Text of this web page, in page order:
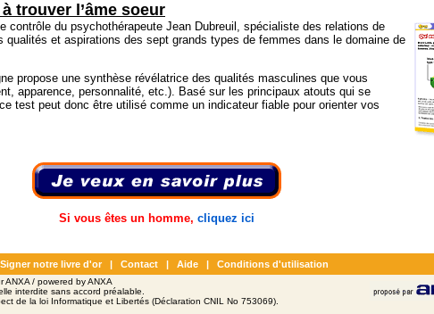
trouver l’âme soeur
contrôle du psychothérapeute Jean Dubreuil, spécialiste des relations de
et aspirations des sept grands types de femmes dans le domaine de
propose une synthèse révélatrice des qualités masculines que vous
apparence, personnalité, etc.). Basé sur les principaux atouts qui se
test peut donc être utilisé comme un indicateur fiable pour orienter vos
Si vous êtes un homme, cliquez ici
Signer notre livre d'or | Contact | Aide | Conditions d'utilisation
ANXA / powered by ANXA
interdite sans accord préalable.
de la loi Informatique et Libertés (Déclaration CNIL No 753069).